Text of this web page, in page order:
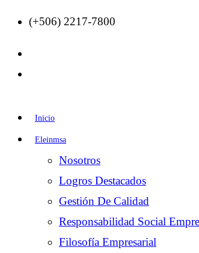
(+506) 2217-7800
Inicio
Eleinmsa
Nosotros
Logros Destacados
Gestión De Calidad
Responsabilidad Social
Filosofía Empresarial